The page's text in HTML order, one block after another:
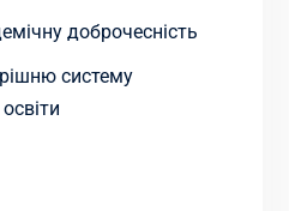
доброчесність
систему